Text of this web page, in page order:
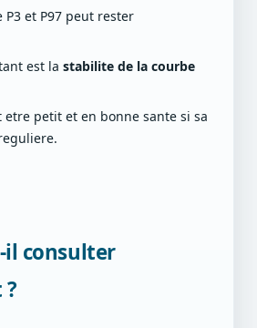
P3 et P97 peut rester
est la stabilite de la courbe
etre petit et en bonne sante si sa
consulter